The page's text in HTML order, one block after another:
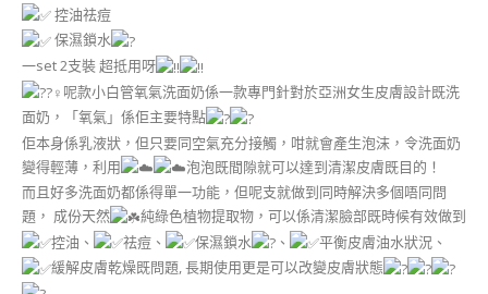
控油祛痘
保濕鎖水
一set 2支裝 超抵用呀
呢款小白管氧氣洗面奶係一款專門針對於亞洲女生皮膚設計既洗
面奶，「氧氣」係佢主要特點
佢本身係乳液狀，但只要同空氣充分接觸，咁就會產生泡沫，令洗面奶
變得輕薄，利用
泡泡既間隙就可以達到清潔皮膚既目的！
而且好多洗面奶都係得單一功能，但呢支就做到同時解決多個唔同問
題， 成份天然
純綠色植物提取物，可以係清潔臉部既時候有效做到
控油、
祛痘、 保濕鎖水 、
平衡皮膚油水狀況、
緩解皮膚乾燥既問題, 長期使用更是可以改變皮膚狀態